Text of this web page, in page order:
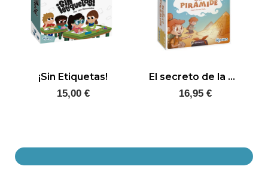
¡Sin Etiquetas!
15,00 €
El secreto de la pirámide
16,95 €